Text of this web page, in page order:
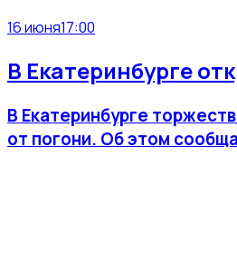
16 июня17:00
В Екатеринбурге
В Екатеринбурге
от погони. Об этом